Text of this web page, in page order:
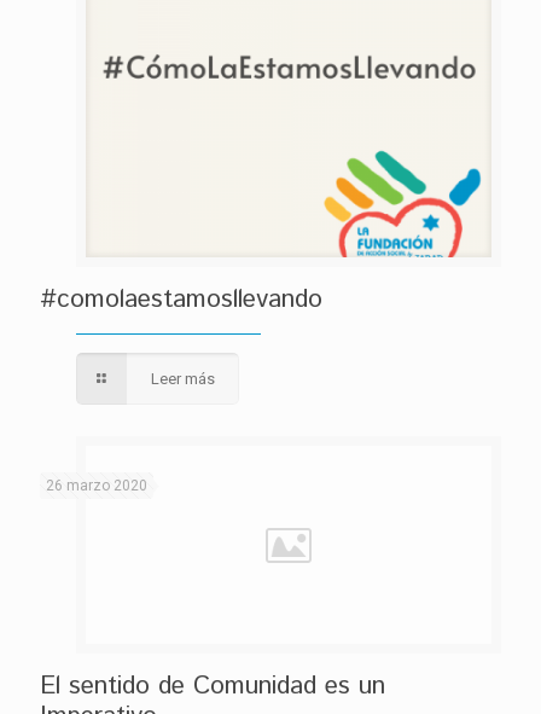
#comolaestamosllevando
Leer más
26 marzo 2020
El sentido de Comunidad es un